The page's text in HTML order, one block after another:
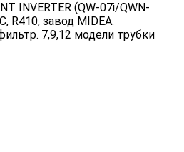
INVERTER (QW-07i/QWN-
R410, завод MIDEA.
7,9,12 модели трубки